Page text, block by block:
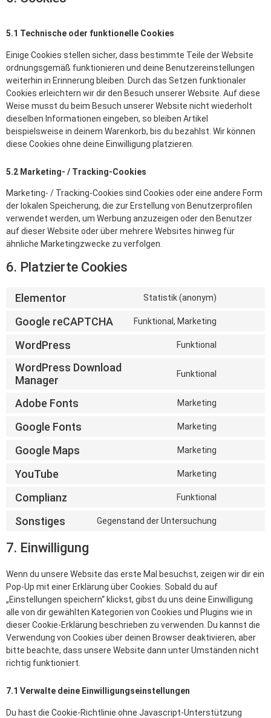
5.1 Technische oder funktionelle Cookies
Einige Cookies stellen sicher, dass bestimmte Teile der Website
ordnungsgemäß funktionieren und deine Benutzereinstellungen
weiterhin in Erinnerung bleiben. Durch das Setzen funktionaler
Cookies erleichtern wir dir den Besuch unserer Website. Auf diese
Weise musst du beim Besuch unserer Website nicht wiederholt
dieselben Informationen eingeben, so bleiben Artikel
beispielsweise in deinem Warenkorb, bis du bezahlst. Wir können
diese Cookies ohne deine Einwilligung platzieren.
5.2 Marketing- / Tracking-Cookies
Marketing- / Tracking-Cookies sind Cookies oder eine andere Form
der lokalen Speicherung, die zur Erstellung von Benutzerprofilen
verwendet werden, um Werbung anzuzeigen oder den Benutzer
auf dieser Website oder über mehrere Websites hinweg für
ähnliche Marketingzwecke zu verfolgen.
6. Platzierte Cookies
Elementor Statistik (anonym)
Google reCAPTCHA Funktional, Marketing
WordPress Funktional
WordPress Download
Manager
Funktional
Adobe Fonts Marketing
Google Fonts Marketing
Google Maps Marketing
YouTube Marketing
Complianz Funktional
Sonstiges Gegenstand der Untersuchung
7. Einwilligung
Wenn du unsere Website das erste Mal besuchst, zeigen wir dir ein
Pop-Up mit einer Erklärung über Cookies. Sobald du auf
„Einstellungen speichern“ klickst, gibst du uns deine Einwilligung
alle von dir gewählten Kategorien von Cookies und Plugins wie in
dieser Cookie-Erklärung beschrieben zu verwenden. Du kannst die
Verwendung von Cookies über deinen Browser deaktivieren, aber
bitte beachte, dass unsere Website dann unter Umständen nicht
richtig funktioniert.
7.1 Verwalte deine Einwilligungseinstellungen
Du hast die Cookie-Richtlinie ohne Javascript-Unterstützung